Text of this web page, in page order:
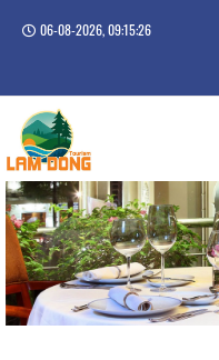
06-08-2026, 09:15:27